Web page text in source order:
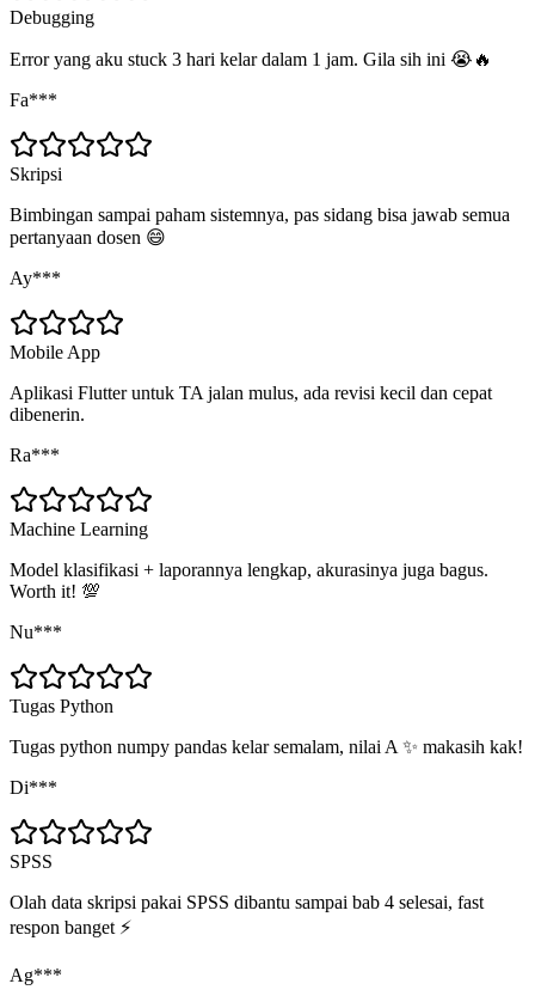
Debugging
Error yang aku stuck 3 hari kelar dalam 1 jam. Gila sih ini 😭🔥
Fa***
Skripsi
Bimbingan sampai paham sistemnya, pas sidang bisa jawab semua
pertanyaan dosen 😄
Ay***
Mobile App
Aplikasi Flutter untuk TA jalan mulus, ada revisi kecil dan cepat
dibenerin.
Ra***
Machine Learning
Model klasifikasi + laporannya lengkap, akurasinya juga bagus.
Worth it! 💯
Nu***
Tugas Python
Tugas python numpy pandas kelar semalam, nilai A ✨ makasih kak!
Di***
SPSS
Olah data skripsi pakai SPSS dibantu sampai bab 4 selesai, fast
respon banget ⚡
Ag***